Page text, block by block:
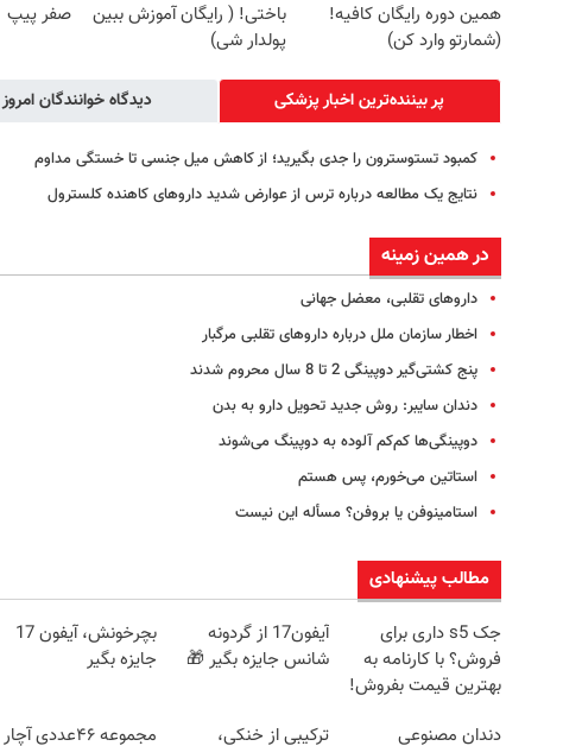
همین دوره رایگان کافیه!
(شمارتو وارد کن)
باختی! ( رایگان آموزش ببین
پولدار شی)
صفر پیپ
پر بیننده‌ترین اخبار پزشکی دیدگاه خوانندگان امروز
کمبود تستوسترون را جدی بگیرید؛ از کاهش میل جنسی تا خستگی مداوم
نتایج یک مطالعه درباره ترس از عوارض شدید داروهای کاهنده کلسترول
در همین زمینه
داروهای تقلبی، معضل جهانی
اخطار سازمان ملل درباره داروهای تقلبی مرگبار
پنج کشتی‌گیر دوپینگی 2 تا 8 سال محروم شدند
دندان سایبر: روش جدید تحویل دارو به بدن
دوپینگی‌ها کم‌کم آلوده به دوپینگ می‌شوند
استاتین می‌خورم، پس هستم
استامینوفن یا بروفن؟ مسأله این نیست
مطالب پیشنهادی
جک s5 داری برای
فروش؟ با کارنامه به
بهترین قیمت بفروش!
آیفون17 از گردونه
شانس جایزه بگیر 🎁
بچرخونش، آیفون 17
جایزه بگیر
دندان مصنوعی
ترکیبی از خنکی، مجموعه ۴۶عددی آچار